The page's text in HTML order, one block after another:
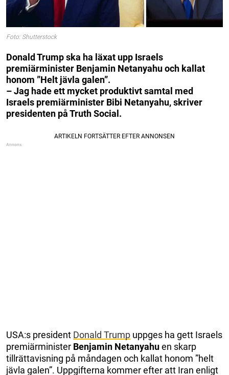
Foto: Shutterstock
Donald Trump ska ha läxat upp Israels
premiärminister Benjamin Netanyahu och kallat
honom ”Helt jävla galen”.
– Jag hade ett mycket produktivt samtal med
Israels premiärminister Bibi Netanyahu, skriver
presidenten på Truth Social.
USA:s president Donald Trump uppges ha gett Israels
premiärminister Benjamin Netanyahuen skarp
tillrättavisning på måndagen och kallat honom ”helt
jävla galen”. Uppgifterna kommer efter att Iran enligt